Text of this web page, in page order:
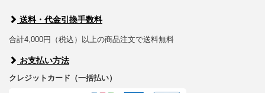
送料・代金引換手数料
合計4,000円（税込）以上の商品注文で送料無料
お支払い方法
クレジットカード（一括払い）